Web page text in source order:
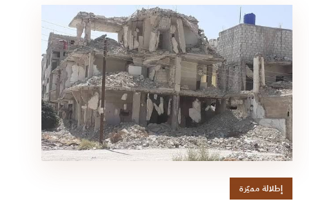
إطلالة مميّزة